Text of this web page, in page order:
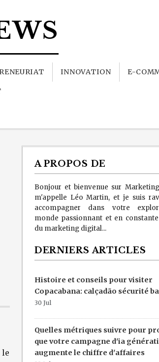
INNOVATION E-
A PROPOS DE
Bonjour et bienvenue sur Marketing
m'appelle Léo Martin, et je suis
accompagner dans votre
monde passionnant et en
du marketing digital...
DERNIERS ARTICLES
Histoire et conseils pour visiter
Copacabana: calçadão sécurité
30 Jul
Quelles métriques suivre pour
que votre campagne d'ia
augmente le chiffre d'affaires